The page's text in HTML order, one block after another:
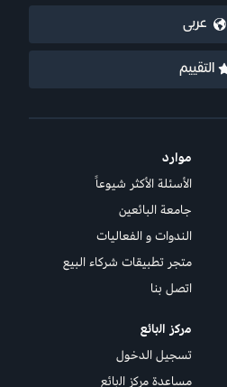
عربى
التقييم
موارد
الأسئلة الأكثر شيوعاً
جامعة البائعين
الندوات و الفعاليات
متجر تطبيقات شركاء البيع
اتصل بنا
ﻣرﻛز اﻟﺑﺎﺋﻊ
تسجيل الدخول
مساعدة ﻣرﻛز اﻟﺑﺎﺋﻊ